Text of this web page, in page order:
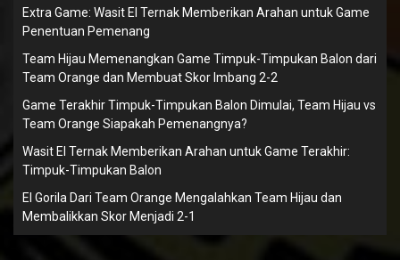
Extra Game: Wasit El Ternak Memberikan Arahan untuk Game
Penentuan Pemenang
Team Hijau Memenangkan Game Timpuk-Timpukan Balon dari
Team Orange dan Membuat Skor Imbang 2-2
Game Terakhir Timpuk-Timpukan Balon Dimulai, Team Hijau vs
Team Orange Siapakah Pemenangnya?
Wasit El Ternak Memberikan Arahan untuk Game Terakhir:
Timpuk-Timpukan Balon
El Gorila Dari Team Orange Mengalahkan Team Hijau dan
Membalikkan Skor Menjadi 2-1